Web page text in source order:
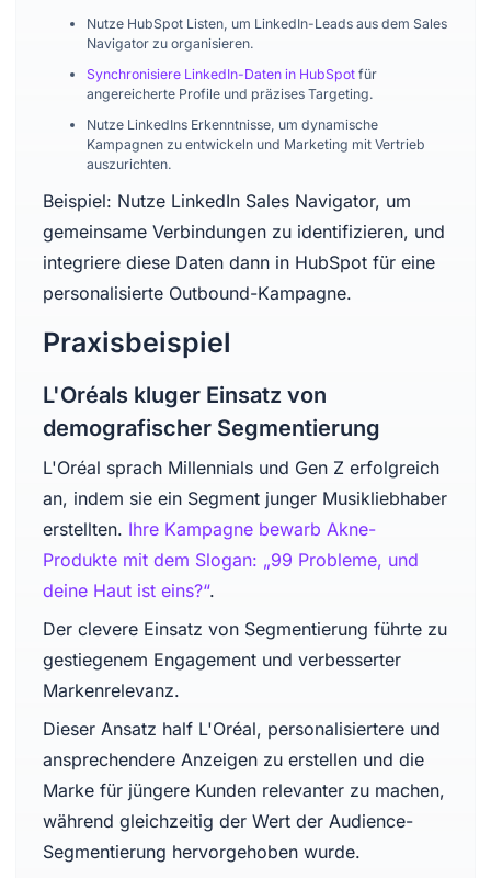
Nutze HubSpot Listen, um LinkedIn-Leads aus dem Sales
Navigator zu organisieren.
Synchronisiere LinkedIn-Daten in HubSpotfür
angereicherte Profile und präzises Targeting.
Nutze LinkedIns Erkenntnisse, um dynamische
Kampagnen zu entwickeln und Marketing mit Vertrieb
auszurichten.
Beispiel: Nutze LinkedIn Sales Navigator, um
gemeinsame Verbindungen zu identifizieren, und
integriere diese Daten dann in HubSpot für eine
personalisierte Outbound-Kampagne.
Praxisbeispiel
L'Oréals kluger Einsatz von
demografischer Segmentierung
L'Oréal sprach Millennials und Gen Z erfolgreich
an, indem sie ein Segment junger Musikliebhaber
erstellten. Ihre Kampagne bewarb Akne-
Produkte mit dem Slogan: „99 Probleme, und
deine Haut ist eins?“.
Der clevere Einsatz von Segmentierung führte zu
gestiegenem Engagement und verbesserter
Markenrelevanz.
Dieser Ansatz half L'Oréal, personalisiertere und
ansprechendere Anzeigen zu erstellen und die
Marke für jüngere Kunden relevanter zu machen,
während gleichzeitig der Wert der Audience-
Segmentierung hervorgehoben wurde.